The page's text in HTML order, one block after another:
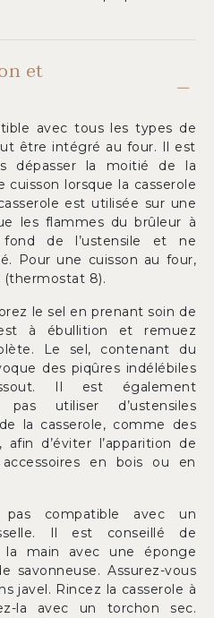
et
avec tous les types de
être intégré au four. Il est
dépasser la moitié de la
cuisson lorsque la casserole
est utilisée sur une
les flammes du brûleur à
de l’ustensile et ne
Pour une cuisson au four,
(thermostat 8).
le sel en prenant soin de
est à ébullition et remuez
Le sel, contenant du
des piqûres indélébiles
Il est également
utiliser d’ustensiles
la casserole, comme des
d’éviter l’apparition de
en bois ou en
pas compatible avec un
Il est conseillé de
main avec une éponge
savonneuse. Assurez-vous
javel. Rincez la casserole à
la avec un torchon sec.